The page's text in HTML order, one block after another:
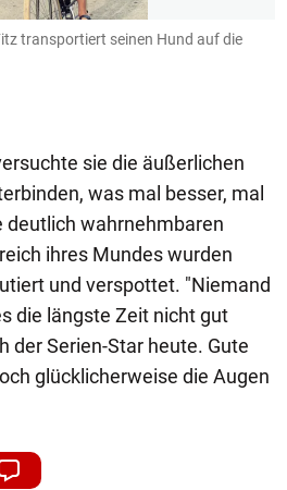
transportiert seinen Hund auf die
sie die äußerlichen
was mal besser, mal
deutlich wahrnehmbaren
ihres Mundes wurden
und verspottet. "Niemand
die längste Zeit nicht gut
der Serien-Star heute. Gute
glücklicherweise die Augen